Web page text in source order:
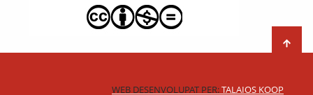
WEB DESENVOLUPAT PER:TALAIOS KOOP